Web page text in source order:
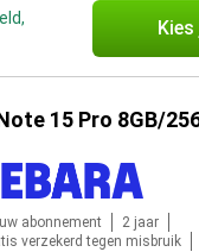
Kies
15 Pro 8GB/
abonnement
2 jaar
verzekerd tegen misbruik